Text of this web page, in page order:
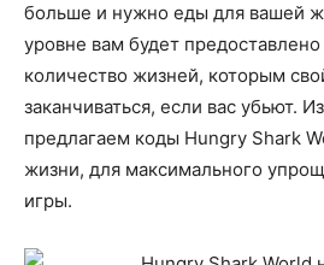
больше и нужно еды для вашей
уровне вам будет
количество жизней, которым
заканчиваться, если вас убьют.
предлагаем коды Hungry Shark
жизни, для максимального
игры.